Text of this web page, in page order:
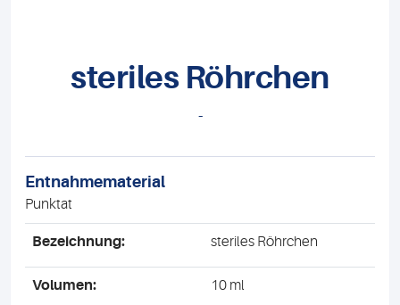
steriles Röhrchen
-
Entnahmematerial
Punktat
Bezeichnung: steriles Röhrchen
Volumen: 10 ml